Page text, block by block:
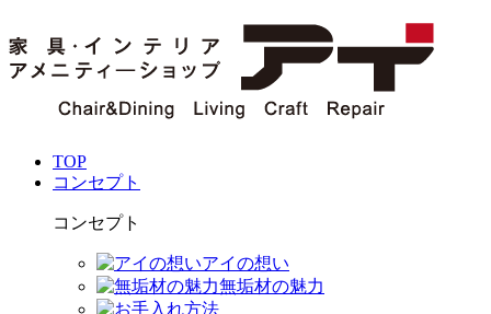
TOP
コンセプト
コンセプト
アイの想い
無垢材の魅力